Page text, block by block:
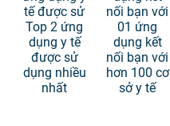
Top 2 ứng
dụng y tế
được sử
dụng nhiều
nhất
01 ứng
dụng kết
nối bạn với
hơn 100 cơ
sở y tế